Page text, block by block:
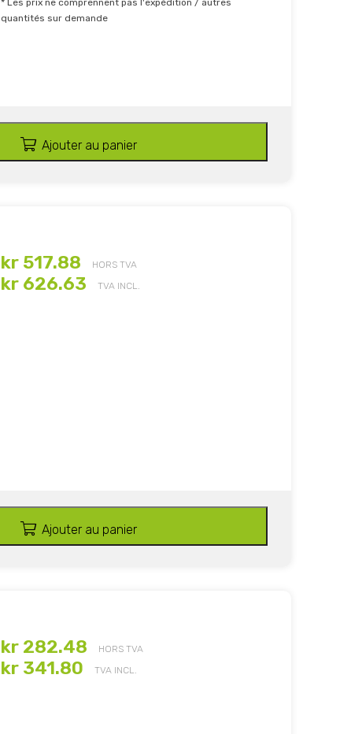
* Les prix ne comprennent pas l'expédition / autres
quantités sur demande
Ajouter au panier
kr 517.88 HORS TVA
kr 626.63 TVA INCL.
Ajouter au panier
kr 282.48 HORS TVA
kr 341.80 TVA INCL.